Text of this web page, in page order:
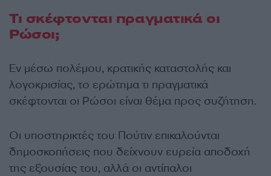
Τι σκέφτονται πραγματικά οι
Ρώσοι;
Εν μέσω πολέμου, κρατικής καταστολής και
λογοκρισίας, το ερώτημα τι πραγματικά
σκέφτονται οι Ρώσοι είναι θέμα προς συζήτηση.
Οι υποστηρικτές του Πούτιν επικαλούνται
δημοσκοπήσεις που δείχνουν ευρεία αποδοχή
της εξουσίας του, αλλά οι αντίπαλοι